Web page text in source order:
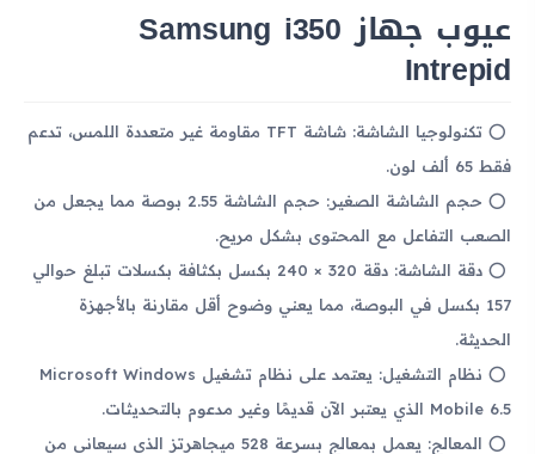
عيوب جهاز Samsung i350
Intrepid
تكنولوجيا الشاشة: شاشة TFT مقاومة غير متعددة اللمس، تدعم
فقط 65 ألف لون.
حجم الشاشة الصغير: حجم الشاشة 2.55 بوصة مما يجعل من
الصعب التفاعل مع المحتوى بشكل مريح.
دقة الشاشة: دقة 320 × 240 بكسل بكثافة بكسلات تبلغ حوالي
157 بكسل في البوصة، مما يعني وضوح أقل مقارنة بالأجهزة
الحديثة.
نظام التشغيل: يعتمد على نظام تشغيل Microsoft Windows
Mobile 6.5 الذي يعتبر الآن قديمًا وغير مدعوم بالتحديثات.
المعالج: يعمل بمعالج بسرعة 528 ميجاهرتز الذي سيعاني من